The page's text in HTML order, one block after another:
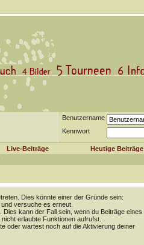
Benutzername
Kennwort
Live-Beiträge Heutige Beiträge
Dies könnte einer der Gründe sein:
versuche es erneut.
kann der Fall sein, wenn du Beiträge eines
erlaubte Funktionen aufrufst.
oder wartest noch auf die Aktivierung deiner